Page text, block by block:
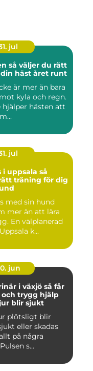
jul
häst året runt
är mer än bara
kyla och regn.
hjälper hästen att
jul
så
träning för dig
med sin hund
mer än att lära
En välplanerad
k...
jun
i växjö så får
trygg hjälp
blir sjukt
plötsligt blir
eller skadas
på några
s...